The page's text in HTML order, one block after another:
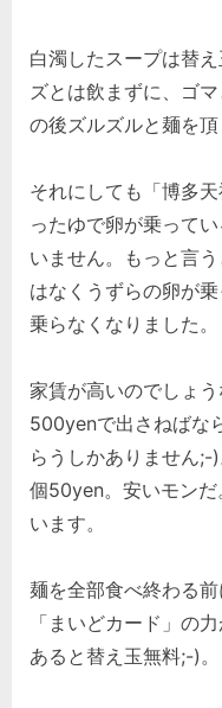
白濁したスープは替
ズとは飲まずに、ゴ
の後ズルズルと麺を頂
それにしても「博多
ったゆで卵が乗って
いません。もっと言
はなくうずらの卵が
乗らなくなりました。
家賃が高いのでしょ
500yenで出さねばな
らうしかありません;-
個50yen。安いモン
います。
麺を全部食べ終わる
「まいどカード」の
あると替え玉無料;-)。